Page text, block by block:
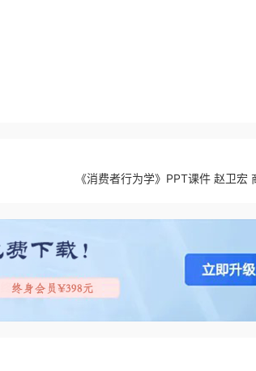
《消费者行为学》PPT课件 赵卫宏